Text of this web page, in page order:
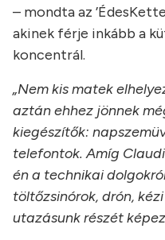
– mondta az
akinek férje inkább a
koncentrál.
„Nem kis matek
aztán ehhez jönnek
kiegészítők:
telefontok. Amíg
én a technikai
töltőzsinórok, drón,
utazásunk részét